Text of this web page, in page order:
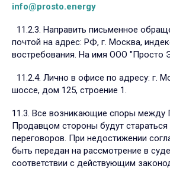
info@prosto.energy
11.2.3. Направить письменное
почтой на адрес: РФ, г. Москва,
востребования. На имя ООО "Просто
11.2.4. Лично в офисе по адресу: г.
шоссе, дом 125, строение 1.
11.3. Все возникающие споры между
Продавцом стороны будут стараться
переговоров. При недостижении
быть передан на рассмотрение в
соответствии с действующим